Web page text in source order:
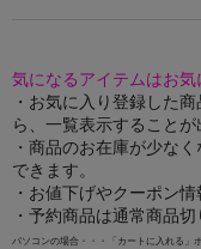
気になるアイテムはお
・お気に入り登録した
ら、一覧表示することが
・商品のお在庫が少な
できます。
・お値下げやクーポン
・予約商品は通常商品
パソコンの場合・・・「カートに入れる」